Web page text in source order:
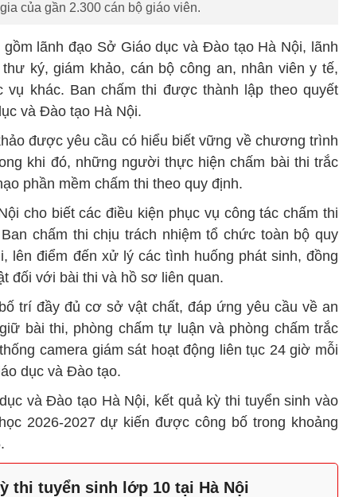
của gần 2.300 cán bộ giáo viên.
lãnh đạo Sở Giáo dục và Đào tạo Hà Nội, lãnh
ký, giám khảo, cán bộ công an, nhân viên y tế,
vụ khác. Ban chấm thi được thành lập theo quyết
và Đào tạo Hà Nội.
được yêu cầu có hiểu biết vững về chương trình
khi đó, những người thực hiện chấm bài thi trắc
phần mềm chấm thi theo quy định.
cho biết các điều kiện phục vụ công tác chấm thi
chấm thi chịu trách nhiệm tổ chức toàn bộ quy
lên điểm đến xử lý các tình huống phát sinh, đồng
đối với bài thi và hồ sơ liên quan.
trí đầy đủ cơ sở vật chất, đáp ứng yêu cầu về an
bài thi, phòng chấm tự luận và phòng chấm trắc
camera giám sát hoạt động liên tục 24 giờ mỗi
dục và Đào tạo.
và Đào tạo Hà Nội, kết quả kỳ thi tuyển sinh vào
2026-2027 dự kiến được công bố trong khoảng
thi tuyển sinh lớp 10 tại Hà Nội